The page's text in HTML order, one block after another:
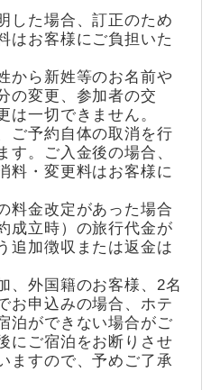
した場合、訂正のため
はお客様にご負担いた
から新姓等のお名前や
の変更、参加者の交
は一切できません。
ご予約自体の取消を行
す。ご入金後の場合、
料・変更料はお客様に
料金改定があった場合
成立時）の旅行代金が
追加徴収または返金は
、外国籍のお客様、2名
お申込みの場合、ホテ
泊ができない場合がご
にご宿泊をお断りさせ
ますので、予めご了承